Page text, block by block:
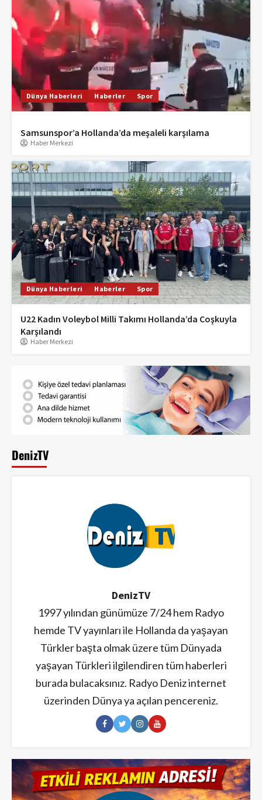
Dünya Haberleri Haberler Spor
Samsunspor’a Hollanda’da meşaleli karşılama
Haber Merkezi
Dünya Haberleri Haberler Spor
U22 Kadın Voleybol Milli Takımı Hollanda’da Coşkuyla
Karşılandı
Haber Merkezi
DenizTV
DenizTV
1997 yılından günümüze 7/24 hem Radyo
hemde TV yayınları ile Hollanda da yaşayan
Türkler başta olmak üzere tüm Dünyada
yaşayan Türkleri ilgilendiren tüm haberleri
burada bulacaksınız. Radyo Deniz internet
üzerinden Dünya ya açılan pencereniz.